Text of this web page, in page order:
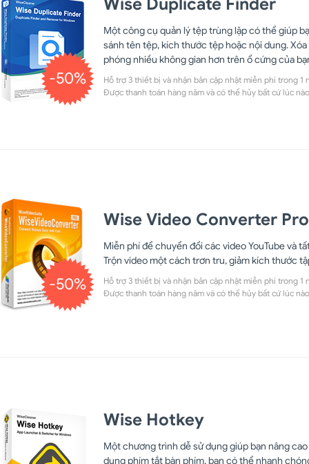
-50%
Wise Duplicate Finder
Một công cụ quản lý tệp trùng lặp có thể giúp
sánh tên tệp, kích thước tệp hoặc nội dung.
phóng nhiều không gian hơn trên ổ cứng của
Hỗ trợ 3 thiết bị và nhận bản cập nhật miễn phí trong 1
Được thanh toán hàng năm và có thể hủy bất cứ lúc
-50%
Wise Video Converter Pro
Miễn phí để chuyển đổi các video YouTube và
Trộn video một cách trơn tru, giảm kích thước
Hỗ trợ 3 thiết bị và nhận bản cập nhật miễn phí trong 1
Được thanh toán hàng năm và có thể hủy bất cứ lúc
Wise Hotkey
Một chương trình dễ sử dụng giúp bạn nâng
dụng phím tắt bàn phím, bạn có thể nhanh